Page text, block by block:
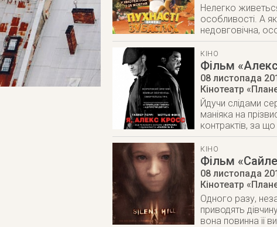
Нелегко живеться
особливості. А
недовговічна,
КІНО
Фільм
08 листопада
Кінотеатр
Йдучи слідами
маніяка на
контрактів, за
КІНО
Фільм
08 листопада
Кінотеатр
Одного разу,
приводять
вона повинна її